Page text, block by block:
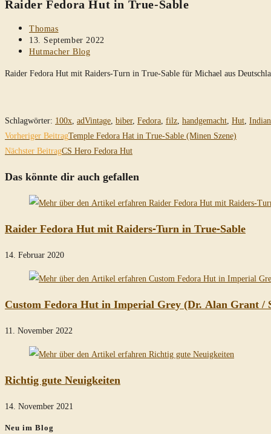
durchsuchen
Raider Fedora Hut in True-Sable
Beitrags-
Autor:
Thomas
Beitrag
veröffentlicht:
13. September 2022
Beitrags-
Hutmacher Blog
Raider Fedora Hut mit Raiders-Turn in True-Sable für Michael aus
Schlagwörter: 100x, adVintage, biber, Fedora, filz, handgemacht, Hut,
Weitere
Artikel
ansehen
Vorheriger BeitragTemple Fedora Hat in True-Sable (Minen Szene)
Nächster BeitragCS Hero Fedora Hut
Das könnte dir auch gefallen
Raider Fedora Hut mit Raiders-Turn in True-Sable
14. Februar 2020
Custom Fedora Hut in Imperial Grey (Dr. Alan Grant /
11. November 2022
Richtig gute Neuigkeiten
14. November 2021
Neu im Blog